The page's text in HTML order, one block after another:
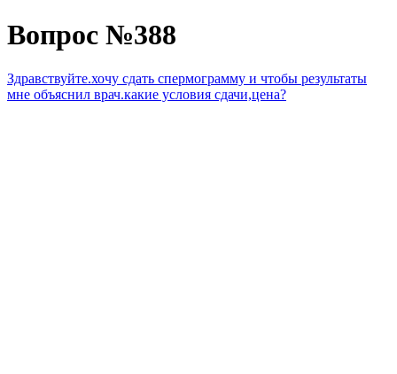
Вопрос №388
Здравствуйте.хочу сдать спермограмму и чтобы результаты
мне объяснил врач.какие условия сдачи,цена?